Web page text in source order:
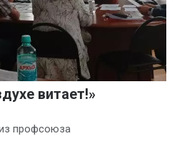
витает!»
профсоюза